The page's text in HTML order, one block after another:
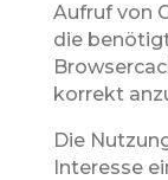
Aufruf von
die
korrekt
Die
Interesse